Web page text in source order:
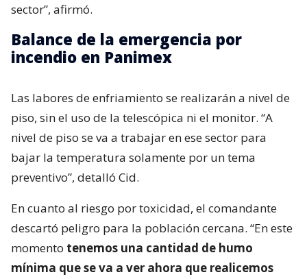
sector”, afirmó.
Balance de la emergencia por
incendio en Panimex
Las labores de enfriamiento se realizarán a nivel de
piso, sin el uso de la telescópica ni el monitor. “A
nivel de piso se va a trabajar en ese sector para
bajar la temperatura solamente por un tema
preventivo”, detalló Cid.
En cuanto al riesgo por toxicidad, el comandante
descartó peligro para la población cercana. “En este
momento tenemos una cantidad de humo
mínima que se va a ver ahora que realicemos